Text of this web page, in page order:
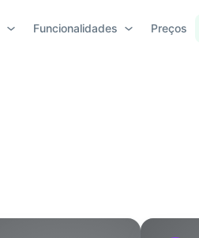
Funcionalidades Preços